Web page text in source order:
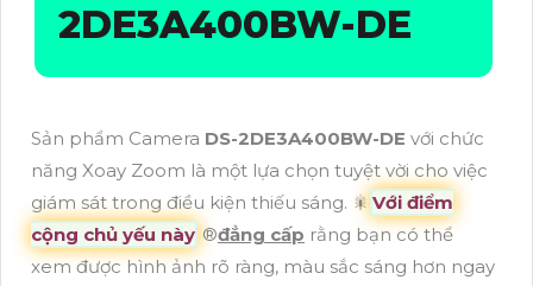
2DE3A400BW-DE
Sản phẩm Camera DS-2DE3A400BW-DE với chức
năng Xoay Zoom là một lựa chọn tuyệt vời cho việc
giám sát trong điều kiện thiếu sáng. 🎇 Với điểm
cộng chủ yếu này ®️đẳng cấp rằng bạn có thể
xem được hình ảnh rõ ràng, màu sắc sáng hơn ngay